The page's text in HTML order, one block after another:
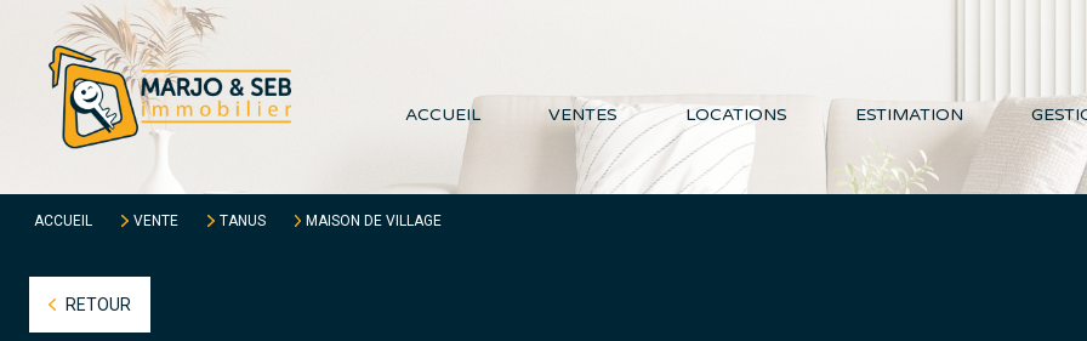
ACCUEIL VENTES LOCATIONS ESTIMATION
ACCUEIL VENTE TANUS MAISON DE VILLAGE
RETOUR